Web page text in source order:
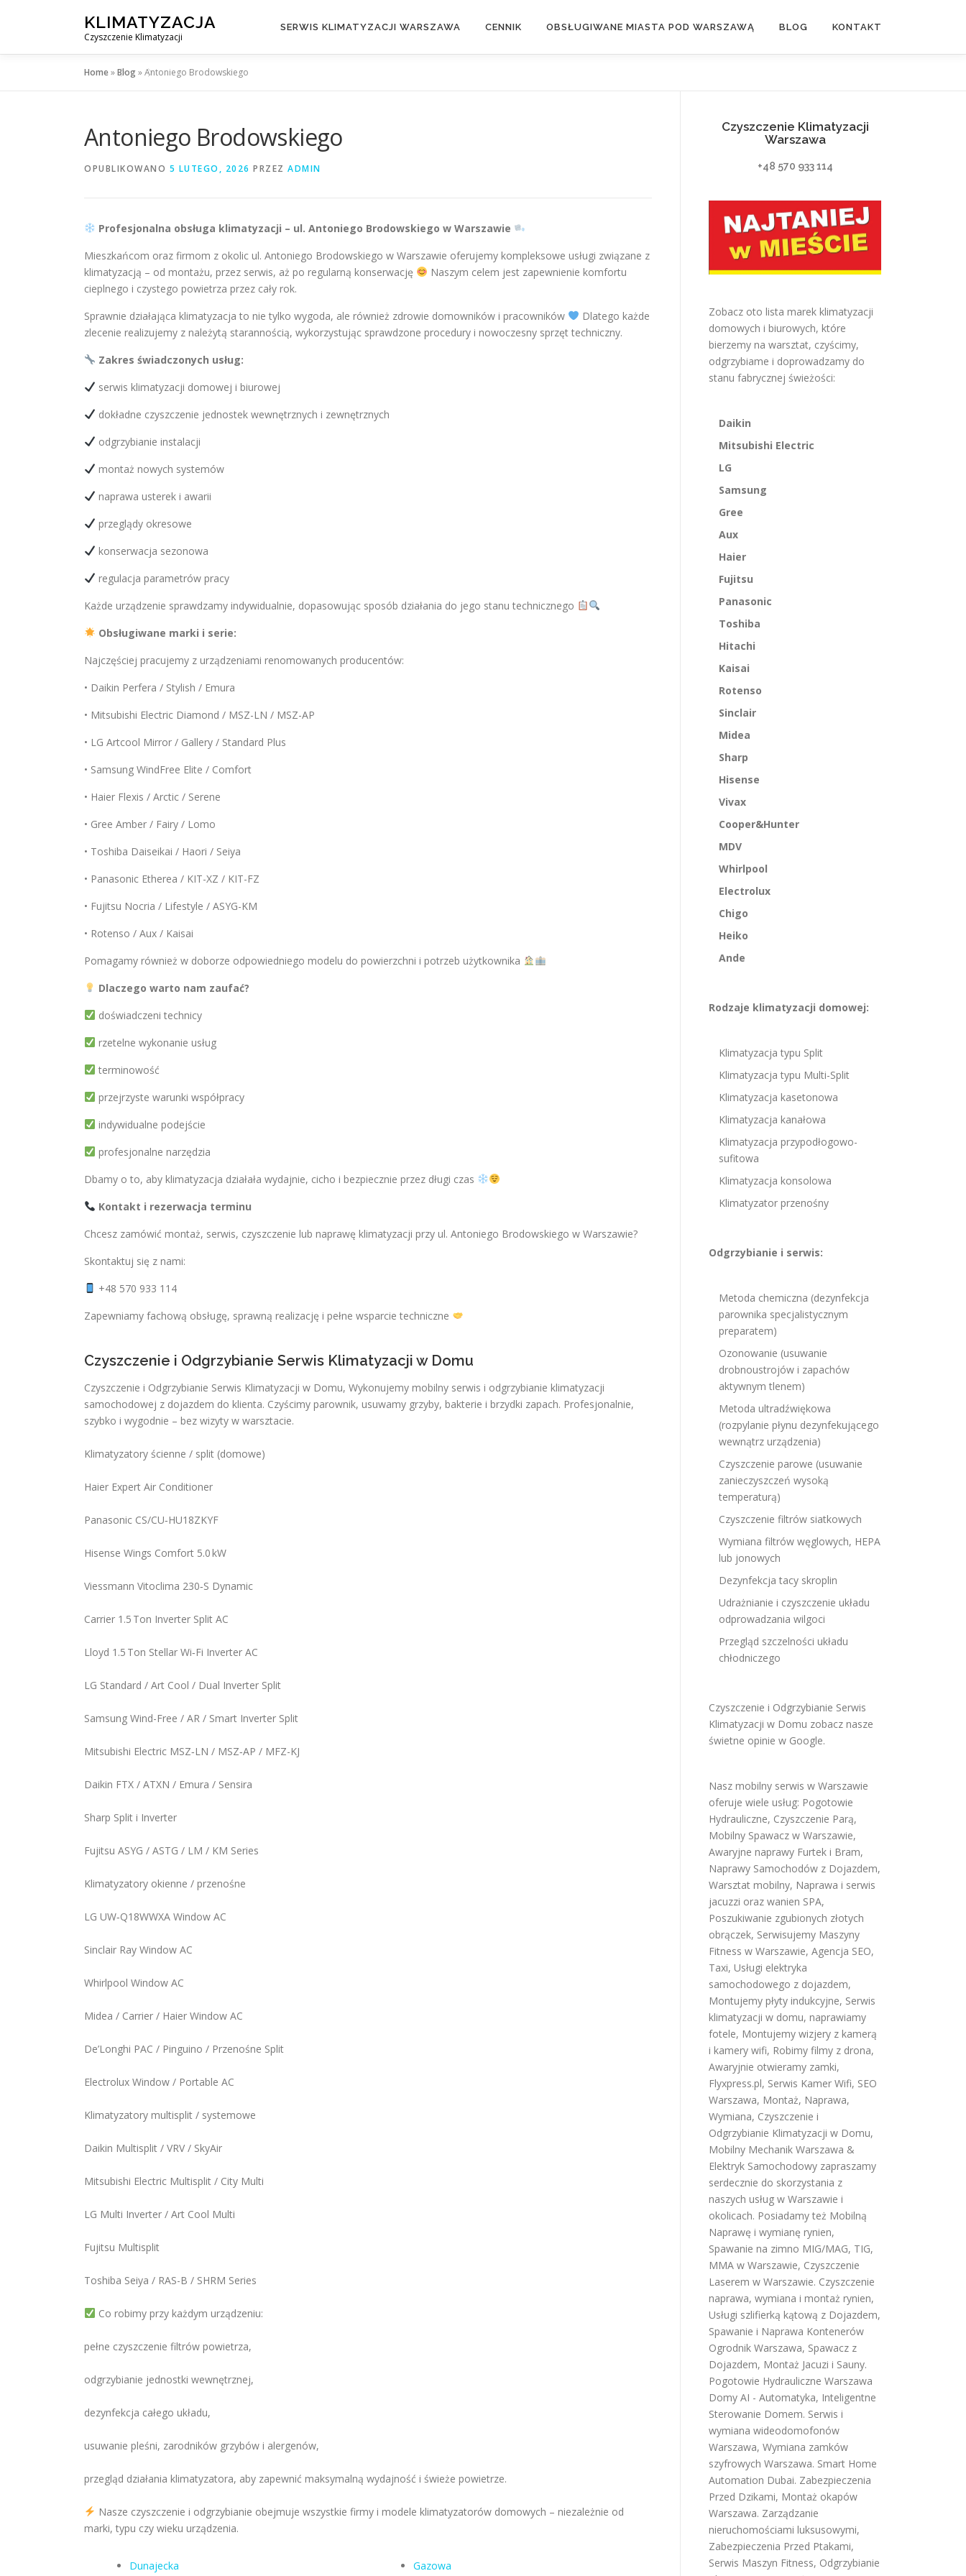
KLIMATYZACJA
Czyszczenie Klimatyzacji
SERWIS KLIMATYZACJI WARSZAWA CENNIK OBSŁUGIWANE MIASTA POD WARSZAWĄ BLOG KONTAKT
Home»Blog»Antoniego Brodowskiego
Antoniego Brodowskiego
OPUBLIKOWANO 5 LUTEGO, 2026 PRZEZ ADMIN
Profesjonalna obsługa klimatyzacji – ul. Antoniego Brodowskiego w Warszawie
Mieszkańcom oraz firmom z okolic ul. Antoniego Brodowskiego w Warszawie oferujemy kompleksowe usługi związane z
klimatyzacją – od montażu, przez serwis, aż po regularną konserwację
Naszym celem jest zapewnienie komfortu
cieplnego i czystego powietrza przez cały rok.
Sprawnie działająca klimatyzacja to nie tylko wygoda, ale również zdrowie domowników i pracowników
Dlatego każde
zlecenie realizujemy z należytą starannością, wykorzystując sprawdzone procedury i nowoczesny sprzęt techniczny.
Zakres świadczonych usług:
serwis klimatyzacji domowej i biurowej
dokładne czyszczenie jednostek wewnętrznych i zewnętrznych
odgrzybianie instalacji
montaż nowych systemów
naprawa usterek i awarii
przeglądy okresowe
konserwacja sezonowa
regulacja parametrów pracy
Każde urządzenie sprawdzamy indywidualnie, dopasowując sposób działania do jego stanu technicznego
Obsługiwane marki i serie:
Najczęściej pracujemy z urządzeniami renomowanych producentów:
• Daikin Perfera / Stylish / Emura
• Mitsubishi Electric Diamond / MSZ-LN / MSZ-AP
• LG Artcool Mirror / Gallery / Standard Plus
• Samsung WindFree Elite / Comfort
• Haier Flexis / Arctic / Serene
• Gree Amber / Fairy / Lomo
• Toshiba Daiseikai / Haori / Seiya
• Panasonic Etherea / KIT-XZ / KIT-FZ
• Fujitsu Nocria / Lifestyle / ASYG-KM
• Rotenso / Aux / Kaisai
Pomagamy również w doborze odpowiedniego modelu do powierzchni i potrzeb użytkownika
Dlaczego warto nam zaufać?
doświadczeni technicy
rzetelne wykonanie usług
terminowość
przejrzyste warunki współpracy
indywidualne podejście
profesjonalne narzędzia
Dbamy o to, aby klimatyzacja działała wydajnie, cicho i bezpiecznie przez długi czas
Kontakt i rezerwacja terminu
Chcesz zamówić montaż, serwis, czyszczenie lub naprawę klimatyzacji przy ul. Antoniego Brodowskiego w Warszawie?
Skontaktuj się z nami:
+48 570 933 114
Zapewniamy fachową obsługę, sprawną realizację i pełne wsparcie techniczne
Czyszczenie i Odgrzybianie Serwis Klimatyzacji w Domu
Czyszczenie i Odgrzybianie Serwis Klimatyzacji w Domu, Wykonujemy mobilny serwis i odgrzybianie klimatyzacji
samochodowej z dojazdem do klienta. Czyścimy parownik, usuwamy grzyby, bakterie i brzydki zapach. Profesjonalnie,
szybko i wygodnie – bez wizyty w warsztacie.
Klimatyzatory ścienne / split (domowe)
Haier Expert Air Conditioner
Panasonic CS/CU‑HU18ZKYF
Hisense Wings Comfort 5.0 kW
Viessmann Vitoclima 230‑S Dynamic
Carrier 1.5 Ton Inverter Split AC
Lloyd 1.5 Ton Stellar Wi‑Fi Inverter AC
LG Standard / Art Cool / Dual Inverter Split
Samsung Wind-Free / AR / Smart Inverter Split
Mitsubishi Electric MSZ‑LN / MSZ‑AP / MFZ-KJ
Daikin FTX / ATXN / Emura / Sensira
Sharp Split i Inverter
Fujitsu ASYG / ASTG / LM / KM Series
Klimatyzatory okienne / przenośne
LG UW‑Q18WWXA Window AC
Sinclair Ray Window AC
Whirlpool Window AC
Midea / Carrier / Haier Window AC
De’Longhi PAC / Pinguino / Przenośne Split
Electrolux Window / Portable AC
Klimatyzatory multisplit / systemowe
Daikin Multisplit / VRV / SkyAir
Mitsubishi Electric Multisplit / City Multi
LG Multi Inverter / Art Cool Multi
Fujitsu Multisplit
Toshiba Seiya / RAS-B / SHRM Series
Co robimy przy każdym urządzeniu:
pełne czyszczenie filtrów powietrza,
odgrzybianie jednostki wewnętrznej,
dezynfekcja całego układu,
usuwanie pleśni, zarodników grzybów i alergenów,
przegląd działania klimatyzatora, aby zapewnić maksymalną wydajność i świeże powietrze.
Nasze czyszczenie i odgrzybianie obejmuje wszystkie firmy i modele klimatyzatorów domowych – niezależnie od
marki, typu czy wieku urządzenia.
Dunajecka Gazowa
Czyszczenie Klimatyzacji
Warszawa
+48 570 933 114
Zobacz oto lista marek klimatyzacji
domowych i biurowych, które
bierzemy na warsztat, czyścimy,
odgrzybiame i doprowadzamy do
stanu fabrycznej świeżości:
Daikin
Mitsubishi Electric
LG
Samsung
Gree
Aux
Haier
Fujitsu
Panasonic
Toshiba
Hitachi
Kaisai
Rotenso
Sinclair
Midea
Sharp
Hisense
Vivax
Cooper&Hunter
MDV
Whirlpool
Electrolux
Chigo
Heiko
Ande
Rodzaje klimatyzacji domowej:
Klimatyzacja typu Split
Klimatyzacja typu Multi-Split
Klimatyzacja kasetonowa
Klimatyzacja kanałowa
Klimatyzacja przypodłogowo-
sufitowa
Klimatyzacja konsolowa
Klimatyzator przenośny
Odgrzybianie i serwis:
Metoda chemiczna (dezynfekcja
parownika specjalistycznym
preparatem)
Ozonowanie (usuwanie
drobnoustrojów i zapachów
aktywnym tlenem)
Metoda ultradźwiękowa
(rozpylanie płynu dezynfekującego
wewnątrz urządzenia)
Czyszczenie parowe (usuwanie
zanieczyszczeń wysoką
temperaturą)
Czyszczenie filtrów siatkowych
Wymiana filtrów węglowych, HEPA
lub jonowych
Dezynfekcja tacy skroplin
Udrażnianie i czyszczenie układu
odprowadzania wilgoci
Przegląd szczelności układu
chłodniczego
Czyszczenie i Odgrzybianie Serwis
Klimatyzacji w Domu zobacz nasze
świetne opinie w Google.
Nasz mobilny serwis w Warszawie
oferuje wiele usług: Pogotowie
Hydrauliczne, Czyszczenie Parą,
Mobilny Spawacz w Warszawie,
Awaryjne naprawy Furtek i Bram,
Naprawy Samochodów z Dojazdem,
Warsztat mobilny, Naprawa i serwis
jacuzzi oraz wanien SPA,
Poszukiwanie zgubionych złotych
obrączek, Serwisujemy Maszyny
Fitness w Warszawie, Agencja SEO,
Taxi, Usługi elektryka
samochodowego z dojazdem,
Montujemy płyty indukcyjne, Serwis
klimatyzacji w domu, naprawiamy
fotele, Montujemy wizjery z kamerą
i kamery wifi, Robimy filmy z drona,
Awaryjnie otwieramy zamki,
Flyxpress.pl, Serwis Kamer Wifi, SEO
Warszawa, Montaż, Naprawa,
Wymiana, Czyszczenie i
Odgrzybianie Klimatyzacji w Domu,
Mobilny Mechanik Warszawa &
Elektryk Samochodowy zapraszamy
serdecznie do skorzystania z
naszych usług w Warszawie i
okolicach. Posiadamy też Mobilną
Naprawę i wymianę rynien,
Spawanie na zimno MIG/MAG, TIG,
MMA w Warszawie, Czyszczenie
Laserem w Warszawie. Czyszczenie
naprawa, wymiana i montaż rynien,
Usługi szlifierką kątową z Dojazdem,
Spawanie i Naprawa Kontenerów
Ogrodnik Warszawa, Spawacz z
Dojazdem, Montaż Jacuzi i Sauny.
Pogotowie Hydrauliczne Warszawa
Domy AI - Automatyka, Inteligentne
Sterowanie Domem. Serwis i
wymiana wideodomofonów
Warszawa, Wymiana zamków
szyfrowych Warszawa. Smart Home
Automation Dubai. Zabezpieczenia
Przed Dzikami, Montaż okapów
Warszawa. Zarządzanie
nieruchomościami luksusowymi,
Zabezpieczenia Przed Ptakami,
Serwis Maszyn Fitness, Odgrzybianie